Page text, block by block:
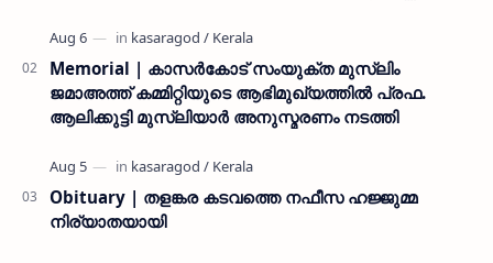
മകളാണ് ● വിവരമറിഞ്ഞ് ജനപ്ര…
Memorial | കാസർകോട് സംയുക്ത മുസ്ലിം
ജമാഅത്ത് കമ്മിറ്റിയുടെ ആഭിമുഖ്യത്തിൽ പ്രഫ.
ആലിക്കുട്ടി മുസ്ലിയാർ അനുസ്മരണം നടത്തി
Obituary | തളങ്കര കടവത്തെ നഫീസ ഹജ്ജുമ്മ
നിര്യാതയായി